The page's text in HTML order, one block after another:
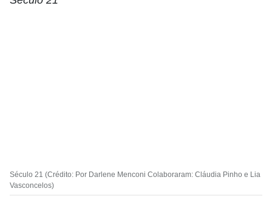
Século 21 (Crédito: Por Darlene Menconi Colaboraram: Cláudia Pinho e Lia
Vasconcelos)